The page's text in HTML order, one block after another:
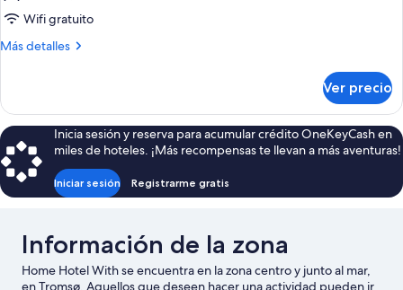
Wifi gratuito
Más detalles
Más
Double
Room
Ver precio
Inicia sesión y reserva para acumular crédito OneKeyCash en
miles de hoteles. ¡Más recompensas te llevan a más aventuras!
Iniciar sesión Registrarme gratis
Información de la zona
Home Hotel With se encuentra en la zona centro y junto al mar,
en Tromsø. Aquellos que deseen hacer una actividad pueden ir